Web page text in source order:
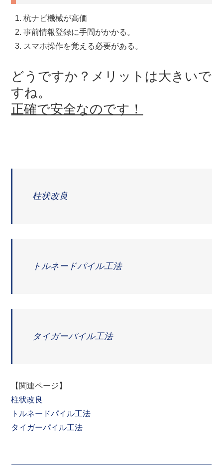
杭ナビ機械が高価
事前情報登録に手間がかかる。
スマホ操作を覚える必要がある。
どうですか？メリットは大きいで
すね。
正確で安全なのです！
柱状改良
トルネードパイル工法
タイガーパイル工法
【関連ページ】
柱状改良
トルネードパイル工法
タイガーパイル工法